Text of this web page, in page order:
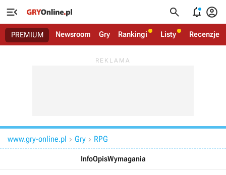
   
PREMIUM Newsroom Gry Rankingi Listy Recenzje
www.gry-online.pl  Gry  RPG
InfoOpisWymagania